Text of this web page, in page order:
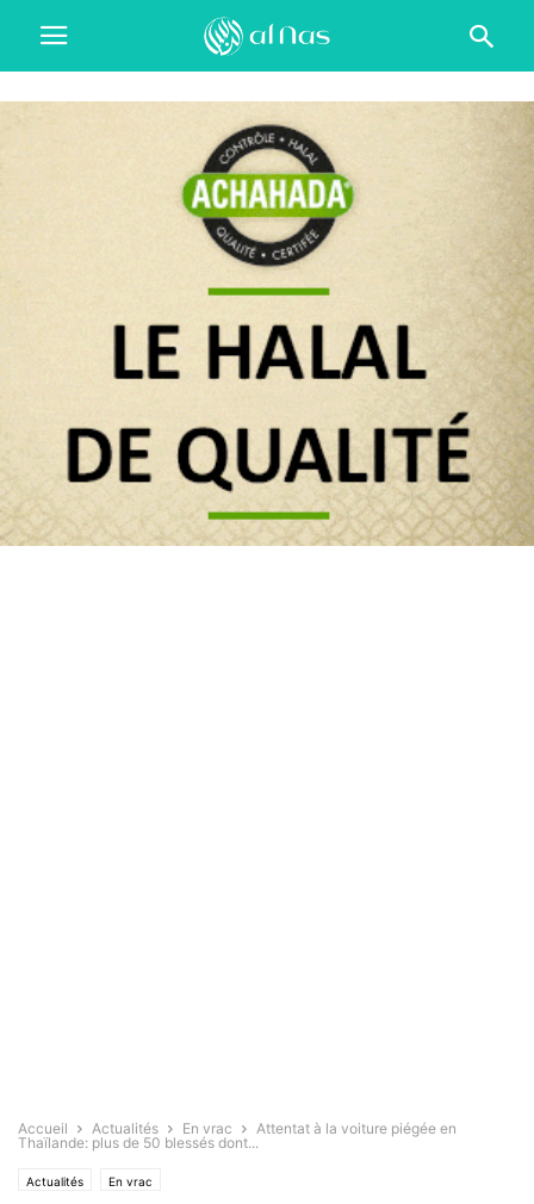
Accueil Actualités En vrac
Attentat à la voiture piégée en
Thaïlande: plus de 50 blessés dont...
Actualités En vrac